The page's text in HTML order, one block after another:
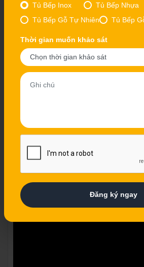
Tủ bếp thùng inox 304 cánh Acrylic
Tủ Bếp Inox
Tủ Bếp Nhựa
Tủ Bếp Gỗ Tự Nhiên
Tủ Bếp
Thời gian muốn khảo sát
Đăng ký ngay